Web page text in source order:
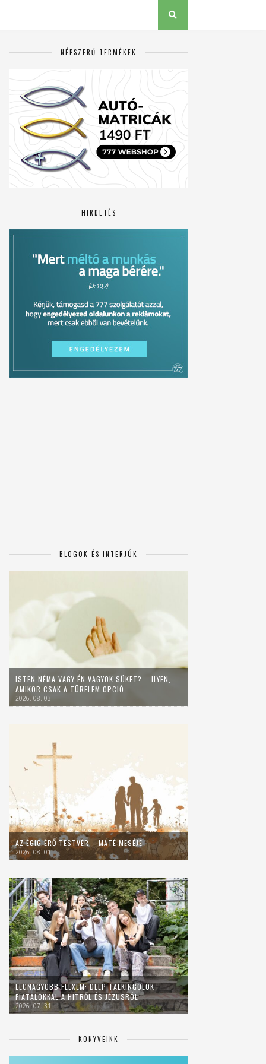
NÉPSZERŰ TERMÉKEK
HIRDETÉS
BLOGOK ÉS INTERJÚK
ISTEN NÉMA VAGY ÉN VAGYOK SÜKET? – ILYEN,
AMIKOR CSAK A TÜRELEM OPCIÓ
2026. 08. 03.
AZ ÉGIG ÉRŐ TESTVÉR – MÁTÉ MESÉJE
2026. 08. 01.
LEGNAGYOBB FLEXEM: DEEP TALKINGOLOK
FIATALOKKAL A HITRŐL ÉS JÉZUSRÓL
2026. 07. 31.
KÖNYVEINK